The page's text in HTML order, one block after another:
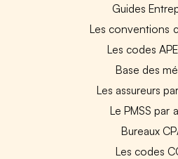
Guides
Les conventions
Les codes
Base des
Les assureurs
Le PMSS par
Bureaux
Les codes